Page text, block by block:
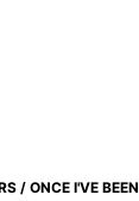
/ ONCE I'VE